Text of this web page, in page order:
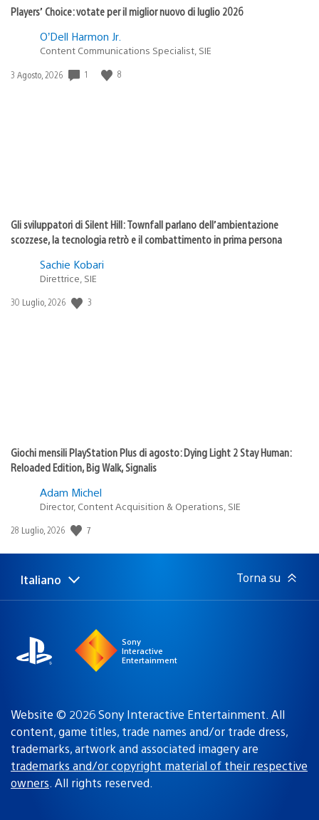
Players’ Choice: votate per il miglior nuovo di luglio 2026
O’Dell Harmon Jr.
Content Communications Specialist, SIE
Data
3 Agosto, 2026 1 8
Gli sviluppatori di Silent Hill: Townfall parlano dell’ambientazione
scozzese, la tecnologia retrò e il combattimento in prima persona
Sachie Kobari
Direttrice, SIE
Data
30 Luglio, 2026 3
Giochi mensili PlayStation Plus di agosto: Dying Light 2 Stay Human:
Reloaded Edition, Big Walk, Signalis
Adam Michel
Director, Content Acquisition & Operations, SIE
Data
pubblicazione:
28 Luglio, 2026 7
Seleziona
una
Regione
attuale:
Italiano Torna su
Sony
Interactive
Entertainment
Website © 2026 Sony Interactive Entertainment. All
content, game titles, trade names and/or trade dress,
trademarks, artwork and associated imagery are
trademarks and/or copyright material of their respective
owners. All rights reserved.